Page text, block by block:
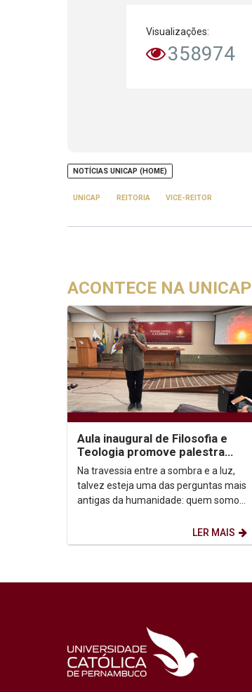
Visualizações:
358974
NOTÍCIAS UNICAP (HOME)
UNICAP REITORIA VICE-REITOR
ACONTECE NA UNICAP
Aula inaugural de Filosofia e
Teologia promove palestra
sobre autoconhecimento
Na travessia entre a sombra e a luz,
talvez esteja uma das perguntas mais
antigas da humanidade: quem somos,
LER MAIS